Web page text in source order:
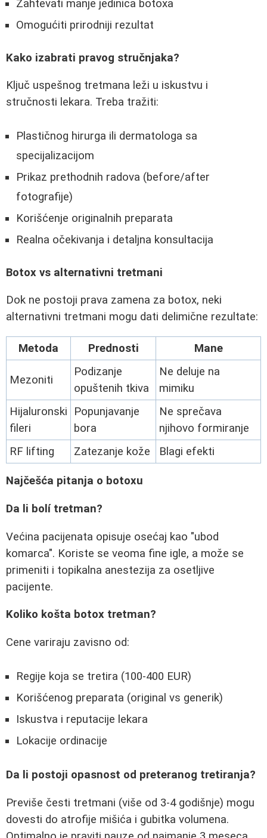
Zahtevati manje jedinica botoxa
Omogućiti prirodniji rezultat
Kako izabrati pravog stručnjaka?
Ključ uspešnog tretmana leži u iskustvu i
stručnosti lekara. Treba tražiti:
Plastičnog hirurga ili dermatologa sa
specijalizacijom
Prikaz prethodnih radova (before/after
fotografije)
Korišćenje originalnih preparata
Realna očekivanja i detaljna konsultacija
Botox vs alternativni tretmani
Dok ne postoji prava zamena za botox, neki
alternativni tretmani mogu dati delimične rezultate:
Metoda Prednosti Mane
Mezoniti
Podizanje
opuštenih tkiva
Ne deluje na
mimiku
Hijaluronski
fileri
Popunjavanje
bora
Ne sprečava
njihovo formiranje
RF lifting
Zatezanje kože Blagi efekti
Najčešća pitanja o botoxu
Da li bolí tretman?
Većina pacijenata opisuje osećaj kao "ubod
komarca". Koriste se veoma fine igle, a može se
primeniti i topikalna anestezija za osetljive
pacijente.
Koliko košta botox tretman?
Cene variraju zavisno od:
Regije koja se tretira (100-400 EUR)
Korišćenog preparata (original vs generik)
Iskustva i reputacije lekara
Lokacije ordinacije
Da li postoji opasnost od preteranog tretiranja?
Previše česti tretmani (više od 3-4 godišnje) mogu
dovesti do atrofije mišića i gubitka volumena.